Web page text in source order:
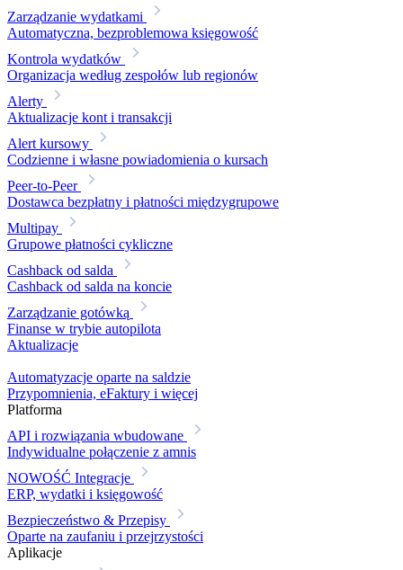
Zarządzanie wydatkami
Automatyczna, bezproblemowa księgowość
Kontrola wydatków
Organizacja według zespołów lub regionów
Alerty
Aktualizacje kont i transakcji
Alert kursowy
Codzienne i własne powiadomienia o kursach
Peer-to-Peer
Dostawca bezpłatny i płatności międzygrupowe
Multipay
Grupowe płatności cykliczne
Cashback od salda
Cashback od salda na koncie
Zarządzanie gotówką
Finanse w trybie autopilota
Aktualizacje
Automatyzacje oparte na saldzie
Przypomnienia, eFaktury i więcej
Platforma
API i rozwiązania wbudowane
Indywidualne połączenie z amnis
NOWOŚĆ Integracje
ERP, wydatki i księgowość
Bezpieczeństwo & Przepisy
Oparte na zaufaniu i przejrzystości
Aplikacje